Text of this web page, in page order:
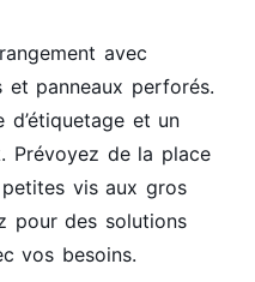
avec
et panneaux perforés.
et un
Prévoyez de la place
vis aux gros
pour des solutions
vos besoins.